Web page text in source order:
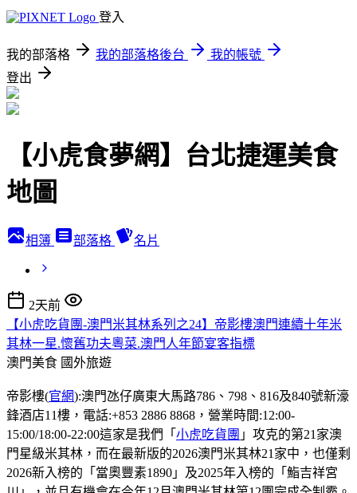
登入
我的部落格 我的部落格後台
我的帳號
登出
【小虎食夢網】台北捷運美食
地圖
相簿 部落格 名片
2天前
【小虎吃貨團-澳門米其林系列之24】帝影樓澳門連續十年米
其林一星.懷舊功夫粵菜.澳門人年節宴客指標
澳門美食 國外旅遊
帝影樓(官網):澳門氹仔廣東大馬路786、798、816及840號新濠
鋒酒店11樓，電話:+853 2886 8868，營業時間:12:00-
15:00/18:00-22:00這家是我們「 小虎吃貨團 」攻克的第21家澳
門星級米其林，而在最新版的2026澳門米其林21家中，也僅剩
2026新入榜的「當奧豐素1890」及2025年入榜的「鮨吉祥宮